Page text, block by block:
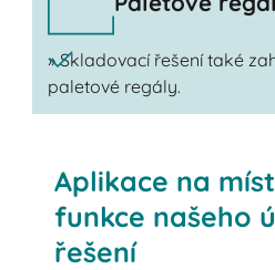
» Skladovací řešení také
paletové regály.
Aplikace na
funkce našeho
řešení